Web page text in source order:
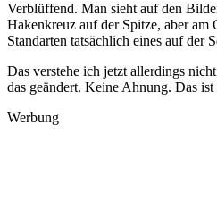
Verblüffend. Man sieht auf den
Hakenkreuz auf der Spitze, aber am
Standarten tatsächlich eines auf der
Das verstehe ich jetzt allerdings
das geändert. Keine Ahnung. Das
Werbung